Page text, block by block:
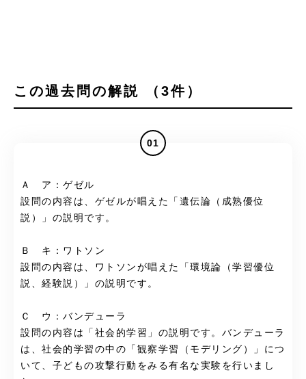
この過去問の解説 （3件）
01
Ａ ア：ゲゼル
設問の内容は、ゲゼルが唱えた「遺伝論（成熟優位
説）」の説明です。
Ｂ キ：ワトソン
設問の内容は、ワトソンが唱えた「環境論（学習優位
説、経験説）」の説明です。
Ｃ ウ：バンデューラ
設問の内容は「社会的学習」の説明です。バンデューラ
は、社会的学習の中の「観察学習（モデリング）」につ
いて、子どもの攻撃行動をみる有名な実験を行いまし